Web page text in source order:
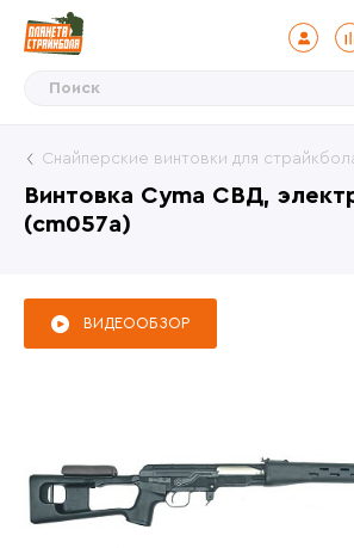
Винтовка Cyma СВД,
(cm057a)
Снайперские винтовки для
ВИДЕООБЗОР